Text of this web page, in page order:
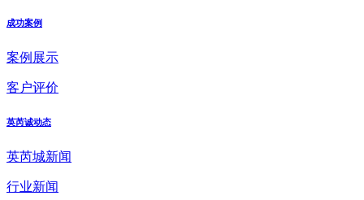
成功案例
案例展示
客户评价
英芮诚动态
英芮城新闻
行业新闻